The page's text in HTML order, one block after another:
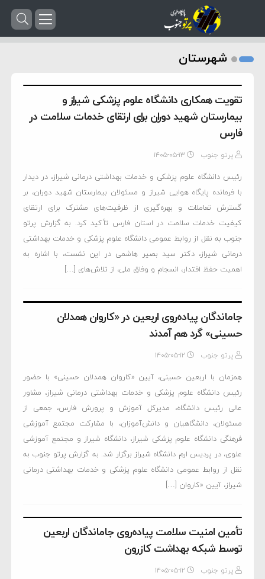
شهرستان
تقویت همکاری دانشگاه علوم پزشکی شیراز و
بیمارستان شهید دوران برای ارتقای خدمات سلامت در
فارس
پرتو جنوب ۱۴۰۵-۰۵-۱۳
رئیس دانشگاه علوم پزشکی و خدمات بهداشتی درمانی شیراز، در دیدار
با فرمانده پایگاه هوایی شیراز و مسئولان بیمارستان شهید دوران، بر
گسترش تعاملات و بهره‌گیری از ظرفیت‌های مشترک برای ارتقای
کیفیت خدمات سلامت در استان فارس تأکید کرد. به گزارش پرتو
جنوب به نقل از روابط عمومی دانشگاه علوم پزشکی و خدمات بهداشتی
درمانی شیراز، دکتر سید بصیر هاشمی در این نشست، با اشاره به
اهمیت حفظ اقتدار، انسجام و وفاق ملی، از تلاش‌های […]
جاماندگان پیاده‌روی اربعین در «کاروان همدلان
حسینی» گرد هم آمدند
پرتو جنوب ۱۴۰۵-۰۵-۱۲
همزمان با اربعین حسینی، آیین «کاروان همدلان حسینی» با حضور
رئیس دانشگاه علوم پزشکی و خدمات بهداشتی درمانی شیراز، مشاور
عالی رئیس دانشگاه، مدیرکل آموزش و پرورش فارس، جمعی از
مسئولان، دانشگاهیان و دانش‌آموزان، با مشارکت مجتمع آموزشی
فرهنگی دانشگاه علوم پزشکی شیراز، دانشگاه شیراز و مجتمع آموزشی
علوی، در پردیس ارم دانشگاه شیراز برگزار شد. به گزارش پرتو جنوب به
نقل از روابط عمومی دانشگاه علوم پزشکی و خدمات بهداشتی درمانی
شیراز، آیین «کاروان […]
تأمین امنیت سلامت پیاده‌روی جاماندگان اربعین
توسط شبکه بهداشت کازرون
پرتو جنوب ۱۴۰۵-۰۵-۱۲